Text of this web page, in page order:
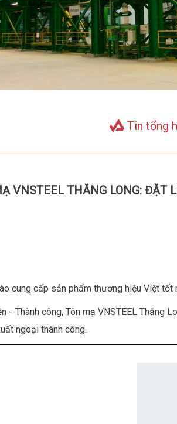
Tin tổng
VNSTEEL THĂNG LONG: ĐẶT
cung cấp sản phẩm thương hiệu Việt
- Thành công, Tôn mạ VNSTEEL
ngoại thành công.